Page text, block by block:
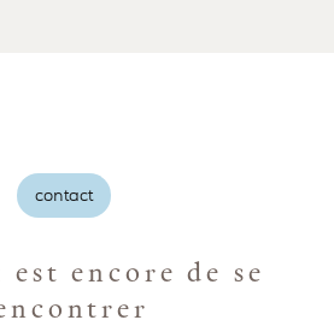
contact
est encore de se